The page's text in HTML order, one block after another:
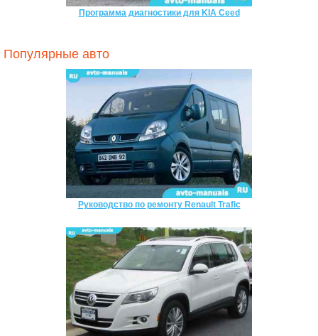
Программа диагностики для KIA Ceed
Популярные авто
Руководство по ремонту Renault Trafic